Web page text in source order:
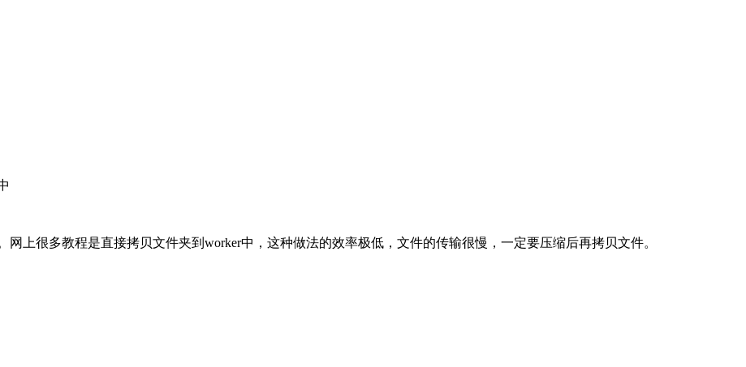
网上很多教程是直接拷贝文件夹到worker中，这种做法的效率极低，文件的传输很慢，一定要压缩后再拷贝文件。